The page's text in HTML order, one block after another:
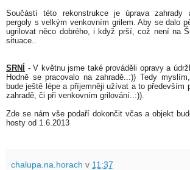
Součástí této rekonstrukce je úprava zahrady
pergoly s velkým venkovním grilem. Aby se dalo
ugrilovat něco dobrého, i když prší, což není na
situace..
SRNÍ
- V květnu jsme také prováděli opravy a
Hodně se pracovalo na zahradě..:)) Tedy
bude ještě lépe a příjemněji užívat a to především
zahradě, či při venkovním grilování..:)).
Zde se nám vše podaří dokončit včas a objekt
hosty od 1.6.2013
chalupa.na.horach v 11:37